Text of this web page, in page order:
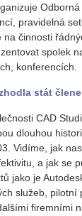
pravidelná
na činnosti
spolek
konferencích.
stát
CAD
dlouhou
Vidíme, jak
a jak se
jako je
služeb,
firemními